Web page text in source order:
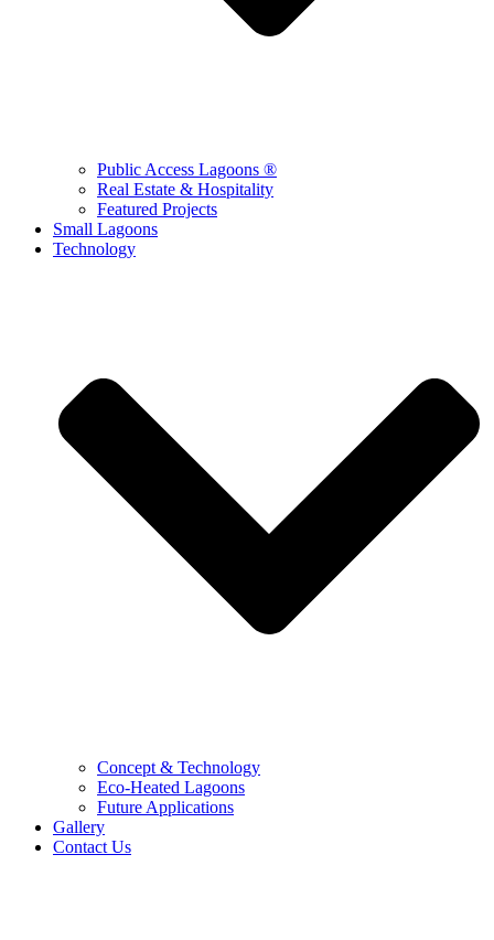
Public Access Lagoons ®
Real Estate & Hospitality
Featured Projects
Small Lagoons
Technology
Concept & Technology
Eco-Heated Lagoons
Future Applications
Gallery
Contact Us